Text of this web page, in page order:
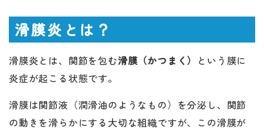
滑膜炎とは？
滑膜炎とは、関節を包む滑膜（かつまく） という膜に
炎症が起こる状態です。
滑膜は関節液（潤滑油のようなもの）を分泌し、関節
の動きを滑らかにする大切な組織ですが、この滑膜が